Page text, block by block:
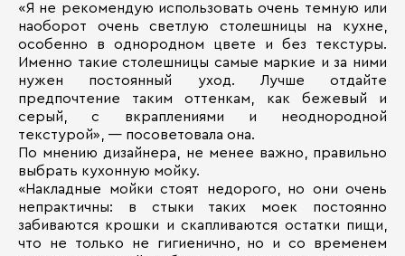
«Я не рекомендую использовать очень темную или
наоборот очень светлую столешницы на кухне,
особенно в однородном цвете и без текстуры.
Именно такие столешницы самые маркие и за ними
нужен постоянный уход. Лучше отдайте
предпочтение таким оттенкам, как бежевый и
серый, с вкраплениями и неоднородной
текстурой», — посоветовала она.
По мнению дизайнера, не менее важно, правильно
выбрать кухонную мойку.
«Накладные мойки стоят недорого, но они очень
непрактичны: в стыки таких моек постоянно
забиваются крошки и скапливаются остатки пищи,
что не только не гигиенично, но и со временем